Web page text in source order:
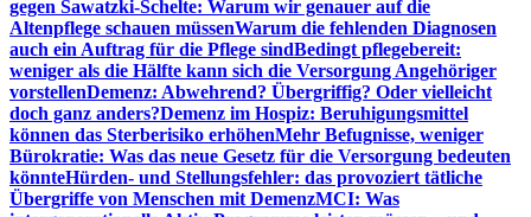
gegen Sawatzki-Schelte: Warum wir genauer auf die
Altenpflege schauen müssenWarum die fehlenden Diagnosen
auch ein Auftrag für die Pflege sindBedingt pflegebereit:
weniger als die Hälfte kann sich die Versorgung Angehöriger
vorstellenDemenz: Abwehrend? Übergriffig? Oder vielleicht
doch ganz anders?Demenz im Hospiz: Beruhigungsmittel
können das Sterberisiko erhöhenMehr Befugnisse, weniger
Bürokratie: Was das neue Gesetz für die Versorgung bedeuten
könnteHürden- und Stellungsfehler: das provoziert tätliche
Übergriffe von Menschen mit DemenzMCI: Was